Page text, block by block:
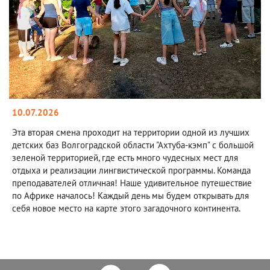
10.07.2026
Эта вторая смена проходит на территории одной из лучших
детских баз Волгоградской области "Ахтуба-кэмп" с большой
зеленой территорией, где есть много чудесных мест для
отдыха и реализации лингвистической программы. Команда
преподавателей отличная! Наше удивительное путешествие
по Африке началось! Каждый день мы будем открывать для
себя новое место на карте этого загадочного континента.